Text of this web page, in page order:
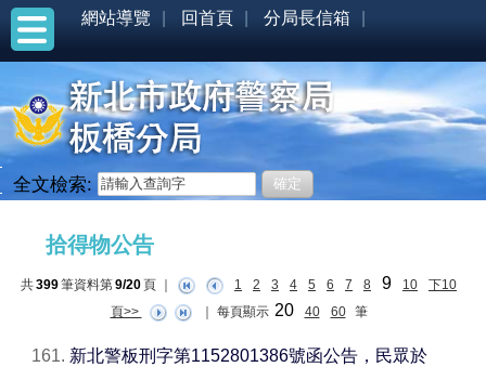
網站導覽 回首頁 分局長信箱
全文檢索:
拾得物公告
共399筆資料第9/20頁 1 2 3 4 5 6 7 8 9 10
下10
頁>>
每頁顯示 20 40 60 筆
161. 新北警板刑字第1152801386號函公告，民眾於